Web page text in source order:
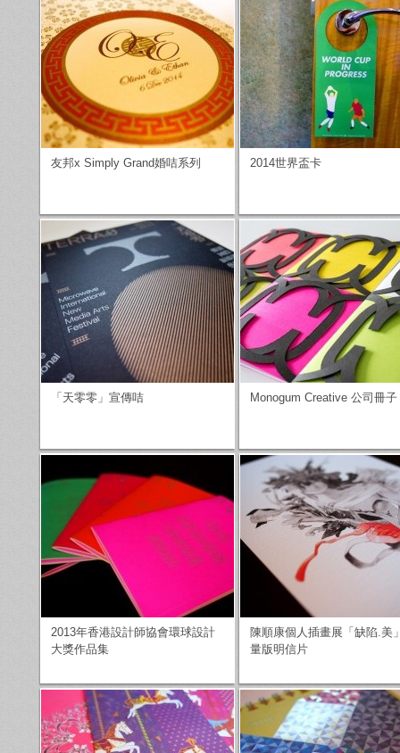
友邦x Simply Grand婚咭系列 2014世界盃卡
「天零零」宣傳咭 Monogum Creative 公司冊子
2013年香港設計師協會環球設計
大獎作品集
陳順康個人插畫展「缺陷.美
量版明信片